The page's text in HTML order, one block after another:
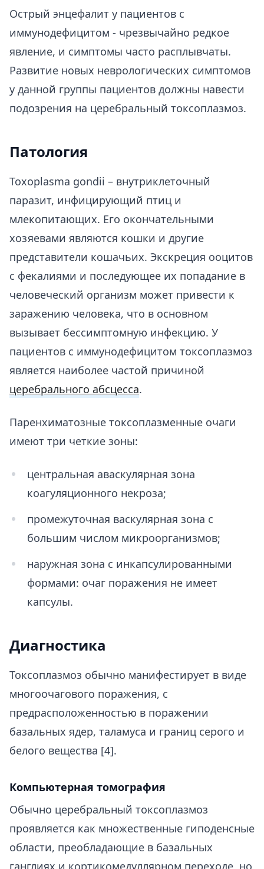
Острый энцефалит у пациентов с
иммунодефицитом - чрезвычайно редкое
явление, и симптомы часто расплывчаты.
Развитие новых неврологических симптомов
у данной группы пациентов должны навести
подозрения на церебральный токсоплазмоз.
Патология
Toxoplasma gondii – внутриклеточный
паразит, инфицирующий птиц и
млекопитающих. Его окончательными
хозяевами являются кошки и другие
представители кошачьих. Экскреция ооцитов
с фекалиями и последующее их попадание в
человеческий организм может привести к
заражению человека, что в основном
вызывает бессимптомную инфекцию. У
пациентов с иммунодефицитом токсоплазмоз
является наиболее частой причиной
церебрального абсцесса.
Паренхиматозные токсоплазменные очаги
имеют три четкие зоны:
центральная аваскулярная зона
коагуляционного некроза;
промежуточная васкулярная зона с
большим числом микроорганизмов;
наружная зона с инкапсулированными
формами: очаг поражения не имеет
капсулы.
Диагностика
Токсоплазмоз обычно манифестирует в виде
многоочагового поражения, с
предрасположенностью в поражении
базальных ядер, таламуса и границ серого и
белого вещества [4].
Компьютерная томография
Обычно церебральный токсоплазмоз
проявляется как множественные гиподенсные
области, преобладающие в базальных
ганглиях и кортикомедуллярном переходе, но